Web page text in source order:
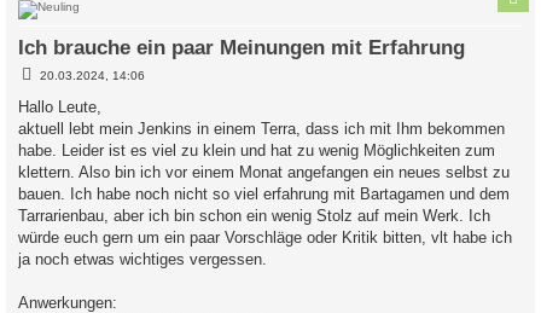
Ich brauche ein paar Meinungen mit Erfahrung
B
i
t
r
a
g
20.03.2024, 14:06
Hallo Leute,
aktuell lebt mein Jenkins in einem Terra, dass ich mit Ihm bekommen
habe. Leider ist es viel zu klein und hat zu wenig Möglichkeiten zum
klettern. Also bin ich vor einem Monat angefangen ein neues selbst zu
bauen. Ich habe noch nicht so viel erfahrung mit Bartagamen und dem
Tarrarienbau, aber ich bin schon ein wenig Stolz auf mein Werk. Ich
würde euch gern um ein paar Vorschläge oder Kritik bitten, vlt habe ich
ja noch etwas wichtiges vergessen.
Anwerkungen: